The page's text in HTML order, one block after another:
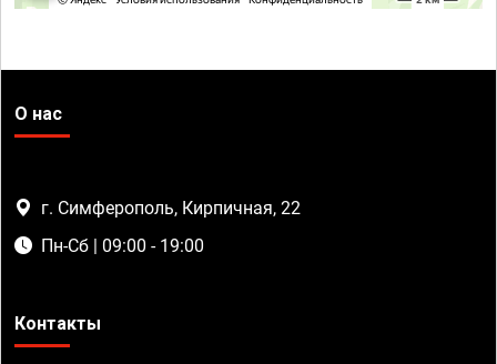
О нас
г. Симферополь, Кирпичная, 22
Пн-Сб | 09:00 - 19:00
Контакты